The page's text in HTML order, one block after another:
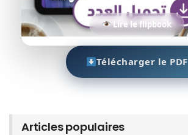
Lire le flipbook
Télécharger le PDF
Articles populaires